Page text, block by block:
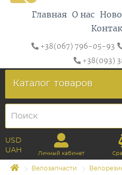
Главная О нас
+38(067) 796-05-93
+38(093)
Каталог товаров
USD
UAH
Личный кабинет
Велозапчасти